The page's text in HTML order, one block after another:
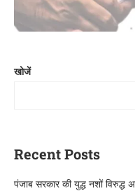
खोजें
Recent Posts
पंजाब सरकार की युद्ध नशों